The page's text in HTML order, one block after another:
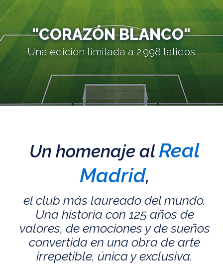
"CORAZÓN BLANCO"
Una edición limitada a 2.998 latidos
Un homenaje alReal
Madrid,
el club más laureado del mundo.
Una historia con 125 años de
valores, de emociones y de sueños
convertida en una obra de arte
irrepetible, única y exclusiva.